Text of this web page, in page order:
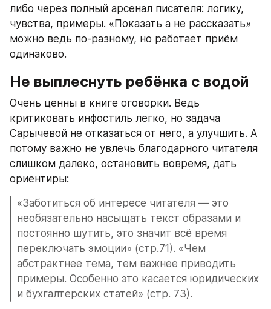
либо через полный арсенал писателя: логику,
чувства, примеры. «Показать а не рассказать»
можно ведь по-разному, но работает приём
одинаково.
Не выплеснуть ребёнка с водой
Очень ценны в книге оговорки. Ведь
критиковать инфостиль легко, но задача
Сарычевой не отказаться от него, а улучшить. А
потому важно не увлечь благодарного читателя
слишком далеко, остановить вовремя, дать
ориентиры:
«Заботиться об интересе читателя — это
необязательно насыщать текст образами и
постоянно шутить, это значит всё время
переключать эмоции» (стр.71). «Чем
абстрактнее тема, тем важнее приводить
примеры. Особенно это касается юридических
и бухгалтерских статей» (стр. 73).